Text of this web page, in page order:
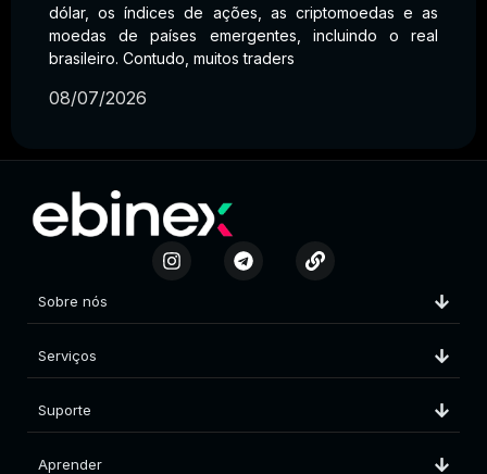
dólar, os índices de ações, as criptomoedas e as
moedas de países emergentes, incluindo o real
brasileiro. Contudo, muitos traders
08/07/2026
Sobre nós
Serviços
Suporte
Aprender